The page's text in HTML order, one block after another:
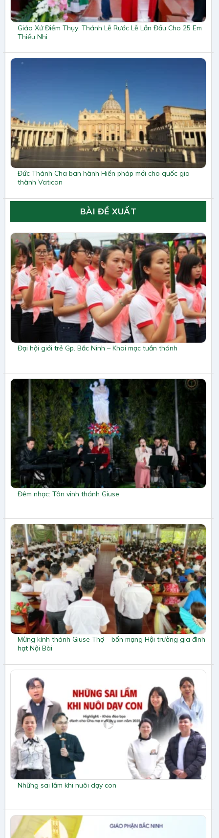
Giáo Xứ Điềm Thụy: Thánh Lễ Rước Lễ Lần Đầu Cho 25 Em
Thiếu Nhi
Đức Thánh Cha ban hành Hiến pháp mới cho quốc gia
thành Vatican
BÀI ĐỀ XUẤT
Đại hội giới trẻ Gp. Bắc Ninh – Khai mạc tuần thánh
Đêm nhạc: Tôn vinh thánh Giuse
Mừng kính thánh Giuse Thợ – bổn mạng Hội trưởng gia đình
hạt Nội Bài
Những sai lầm khi nuôi dạy con